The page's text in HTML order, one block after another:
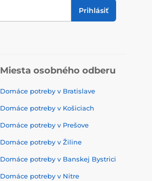
Prihlásiť
Miesta osobného odberu
Domáce potreby v Bratislave
Domáce potreby v Košiciach
Domáce potreby v Prešove
Domáce potreby v Žiline
Domáce potreby v Banskej Bystrici
Domáce potreby v Nitre